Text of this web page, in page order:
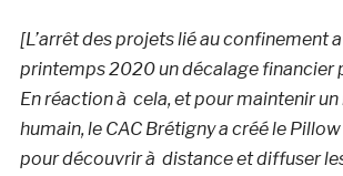
[L’arrêt des projets lié au confinement
printemps 2020 un décalage financier
En réaction à cela, et pour maintenir
humain, le CAC Brétigny a créé le
pour découvrir à distance et diffuser